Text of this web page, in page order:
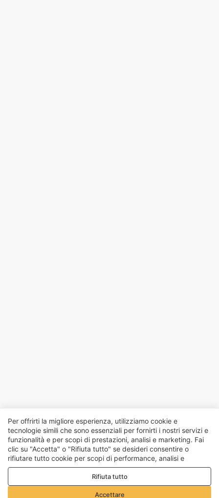
Per offrirti la migliore esperienza, utilizziamo cookie e
tecnologie simili che sono essenziali per fornirti i nostri servizi e
funzionalità e per scopi di prestazioni, analisi e marketing. Fai
clic su "Accetta" o "Rifiuta tutto" se desideri consentire o
rifiutare tutto cookie per scopi di performance, analisi e
marketing. Per maggiori dettagli consultare la nostraPolitica
Rifiuta tutto
Accettare